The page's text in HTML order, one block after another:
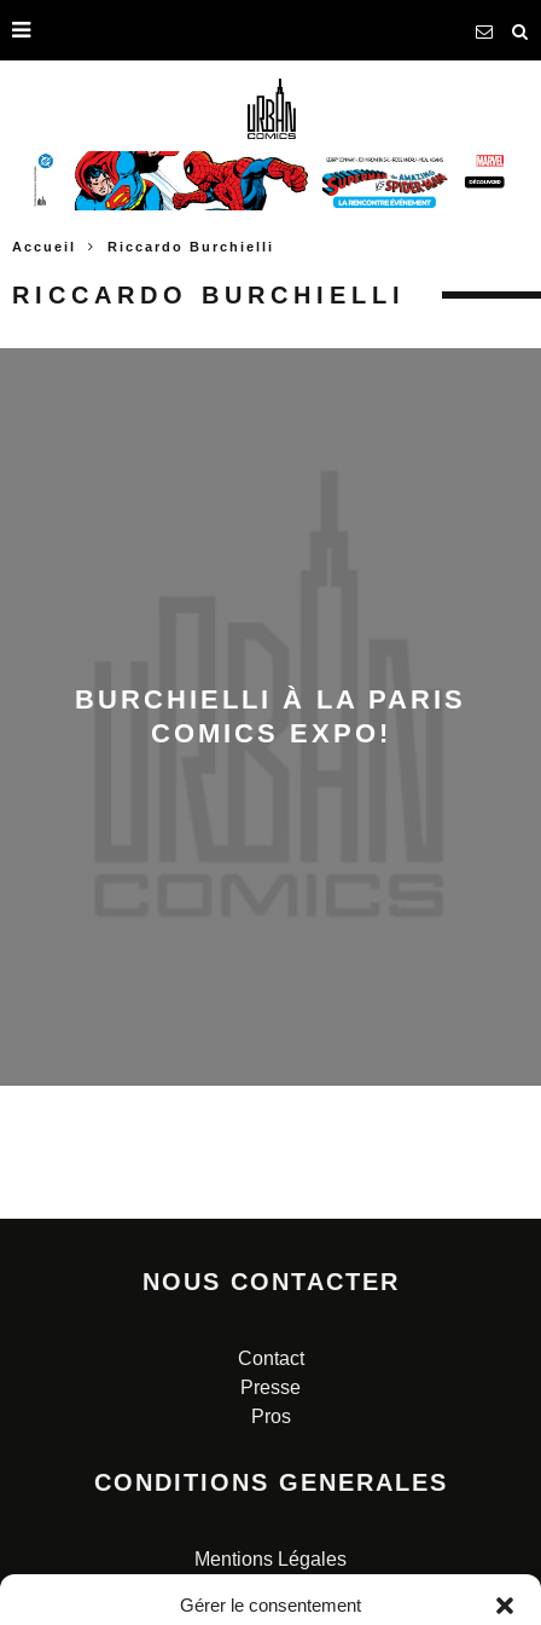
Gérer le consentement
Accueil Riccardo Burchielli
RICCARDO BURCHIELLI
BURCHIELLI À LA PARIS
COMICS EXPO!
NOUS CONTACTER
Contact
Presse
Pros
CONDITIONS GENERALES
Mentions Légales
Charte pour la protection des données personnelles